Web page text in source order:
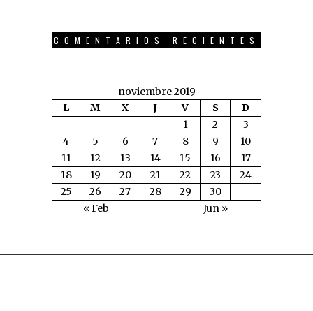
COMENTARIOS RECIENTES
noviembre 2019
L
M X J V S D
« Feb Jun »
1 2
3
4
5 6 7 8 9
10
11
12 13 14 15 16
17
18
19 20 21 22 23
24
25
26 27 28 29 30